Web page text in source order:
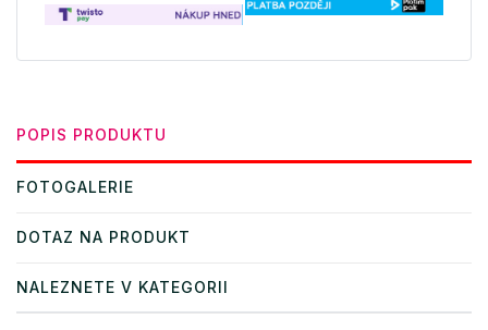
POPIS PRODUKTU
FOTOGALERIE
DOTAZ NA PRODUKT
NALEZNETE V KATEGORII